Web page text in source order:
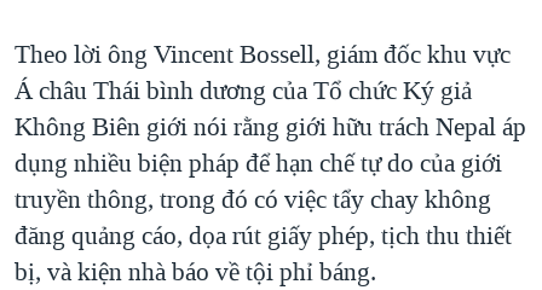
THƯỢNG ĐỈNH TRUMP-KIM TẠI VIỆT NAM
TRỊNH VĨNH BÌNH VS. CHÍNH PHỦ VIỆT NAM
NGƯ DÂN VIỆT VÀ LÀN SÓNG TRỘM HẢI SÂM
BÊN KIA QUỐC LỘ: TIẾNG VỌNG TỪ NÔNG THÔN MỸ
QUAN HỆ VIỆT MỸ
Theo lời ông Vincent Bossell, giám đốc khu vực
Á châu Thái bình dương của Tổ chức Ký giả
Không Biên giới nói rằng giới hữu trách Nepal áp
dụng nhiều biện pháp để hạn chế tự do của giới
truyền thông, trong đó có việc tẩy chay không
đăng quảng cáo, dọa rút giấy phép, tịch thu thiết
bị, và kiện nhà báo về tội phỉ báng.